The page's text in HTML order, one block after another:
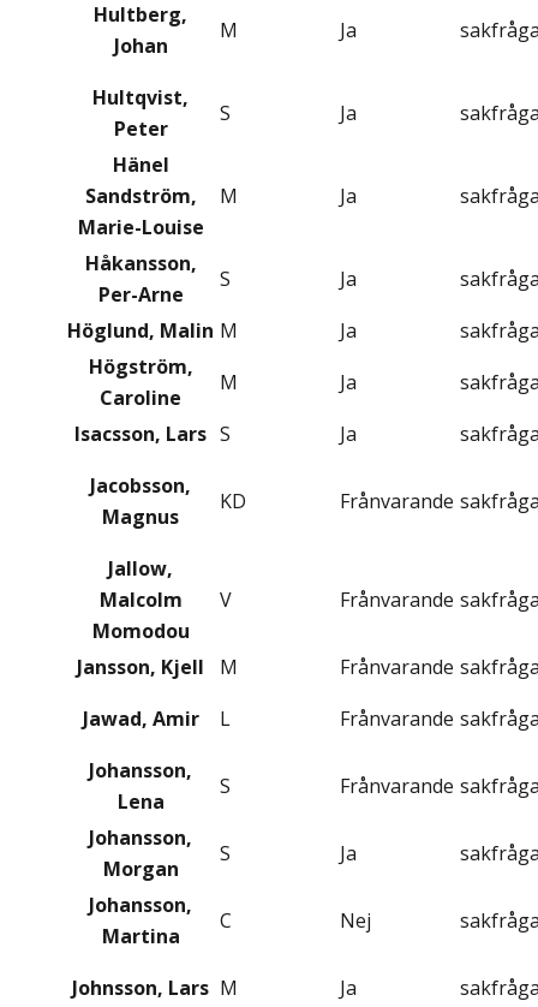
Hultberg,
Johan
M Ja
Hultqvist,
Peter
S Ja
Hänel
Sandström,
Marie-Louise
M Ja
Håkansson,
Per-Arne
S Ja
Höglund, Malin M Ja
Högström,
Caroline
M Ja
Isacsson, Lars S Ja
Jacobsson,
Magnus
KD Frånvarande
Jallow,
Malcolm
Momodou
V Frånvarande
Jansson, Kjell M Frånvarande
Jawad, Amir
L Frånvarande
Johansson,
Lena
S Frånvarande
Johansson,
Morgan
S Ja
Johansson,
Martina
C Nej
Johnsson, Lars M Ja